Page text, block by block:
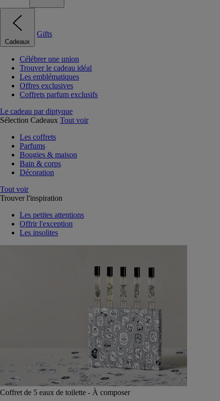
Cadeaux
Gifts
Célébrer une union
Trouver le cadeau idéal
Les emblématiques
Offres exclusives
Coffrets parfum exclusifs
Le cadeau par diptyque
Sélection Cadeaux Tout voir
Les coffrets
Parfums
Bougies & maison
Bain & corps
Décoration
Tout voir
Trouver l'inspiration
Les petites attentions
Offrir l'exception
Les insolites
Coffret de 5 eaux de toilette - À composer